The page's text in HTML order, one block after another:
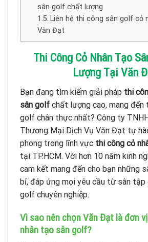
sân golf chất lượng
Liên hệ thi công sân golf cỏ
Văn Đạt
Thi Công Cỏ Nhân Tạo
Lượng Tại Văn
Bạn đang tìm kiếm giải pháp thi
sân golf chất lượng cao, mang đến
golf chân thực nhất? Công ty
Thương Mại Dịch Vụ Văn Đạt tự
phong trong lĩnh vực thi công cỏ
tại TP.HCM. Với hơn 10 năm kinh
cam kết mang đến cho bạn những
bỉ, đáp ứng mọi yêu cầu từ sân
golf chuyên nghiệp.
Vì sao nên chọn Văn Đạt là đơn
nhân tạo sân golf?